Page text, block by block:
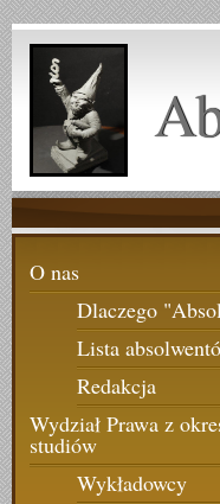
O nas
Dlaczego
Lista
Redakcja
Wydział Prawa z
studiów
Wykładowcy